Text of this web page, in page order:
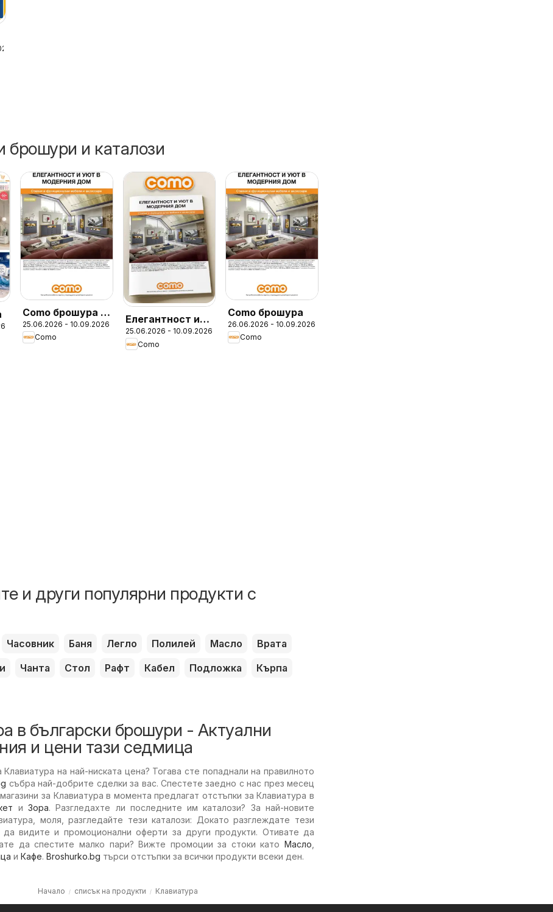
брошури и каталози
Como брошура -
Елегантност и
уют в модерния
25.06.2026 - 10.09.2026
Como
Елегантност и
уют в модерния
дом с COMO
25.06.2026 - 10.09.2026
Como
Como брошура
26.06.2026 - 10.09.2026
Como
и други популярни продукти с
Часовник Баня Легло Полилей Масло
Врата
Чанта Стол Рафт Кабел Подложка
Кърпа
в български брошури - Актуални
и цени тази седмица
на най-ниската цена? Тогава сте попаднали на правилното
събра най-добрите сделки за вас. Спестете заедно с нас през месец
за Клавиатура в момента предлагат отстъпки за Клавиатура в
и Зора. Разгледахте ли последните им каталози? За най-новите
моля, разгледайте тези каталози: Докато разглеждате тези
видите и промоционални оферти за други продукти. Отивате да
да спестите малко пари? Вижте промоции за стоки като Масло,
и Кафе. Broshurko.bg търси отстъпки за всички продукти всеки ден.
Начало списък на продукти Клавиатура